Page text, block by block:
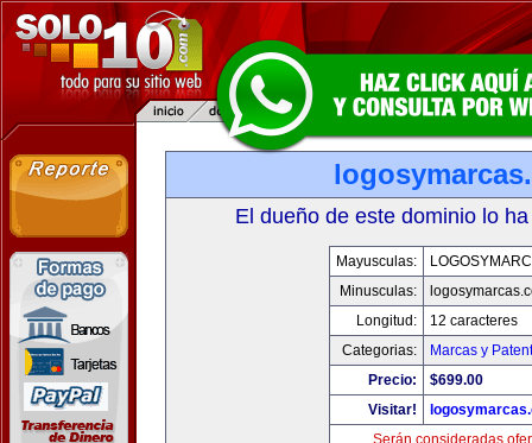
El dueño de este dominio lo
Mayusculas:
Minusculas:
Longitud:
12 caracteres
Categorias:
Marcas y
Precio:
$699.00
Visitar!
Serán consideradas